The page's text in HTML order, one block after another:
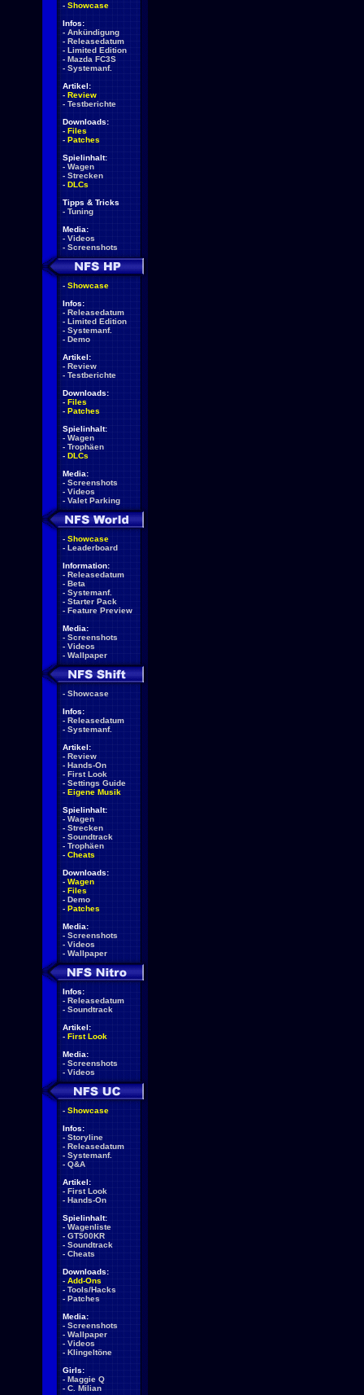
- Showcase
Infos:
- Ankündigung
- Releasedatum
- Limited Edition
- Mazda FC3S
- Systemanf.
Artikel:
- Review
- Testberichte
Downloads:
- Files
- Patches
Spielinhalt:
- Wagen
- Strecken
- DLCs
Tipps & Tricks
- Tuning
Media:
- Videos
- Screenshots
- Showcase
Infos:
- Releasedatum
- Limited Edition
- Systemanf.
- Demo
Artikel:
- Review
- Testberichte
Downloads:
- Files
- Patches
Spielinhalt:
- Wagen
- Trophäen
- DLCs
Media:
- Screenshots
- Videos
- Valet Parking
- Showcase
- Leaderboard
Information:
- Releasedatum
- Beta
- Systemanf.
- Starter Pack
- Feature Preview
Media:
- Screenshots
- Videos
- Wallpaper
- Showcase
Infos:
- Releasedatum
- Systemanf.
Artikel:
- Review
- Hands-On
- First Look
- Settings Guide
- Eigene Musik
Spielinhalt:
- Wagen
- Strecken
- Soundtrack
- Trophäen
- Cheats
Downloads:
- Wagen
- Files
- Demo
- Patches
Media:
- Screenshots
- Videos
- Wallpaper
Infos:
- Releasedatum
- Soundtrack
Artikel:
- First Look
Media:
- Screenshots
- Videos
- Showcase
Infos:
- Storyline
- Releasedatum
- Systemanf.
- Q&A
Artikel:
- First Look
- Hands-On
Spielinhalt:
- Wagenliste
- GT500KR
- Soundtrack
- Cheats
Downloads:
- Add-Ons
- Tools/Hacks
- Patches
Media:
- Screenshots
- Wallpaper
- Videos
- Klingeltöne
Girls:
- Maggie Q
- C. Milian